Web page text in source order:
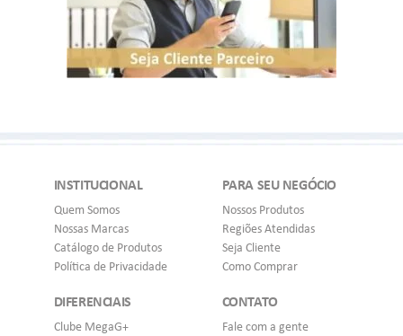
INSTITUCIONAL
Quem Somos
Nossas Marcas
Catálogo de Produtos
Política de Privacidade
PARA SEU NEGÓCIO
Nossos Produtos
Regiões Atendidas
Seja Cliente
Como Comprar
DIFERENCIAIS
Clube MegaG+
CONTATO
Fale com a gente